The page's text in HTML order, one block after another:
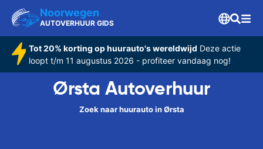
Noorwegen
AUTOVERHUUR GIDS
Tot 20% korting op huurauto's wereldwijd Deze actie
loopt t/m 11 augustus 2026 - profiteer vandaag nog!
Ørsta Autoverhuur
Zoek naar huurauto in Ørsta